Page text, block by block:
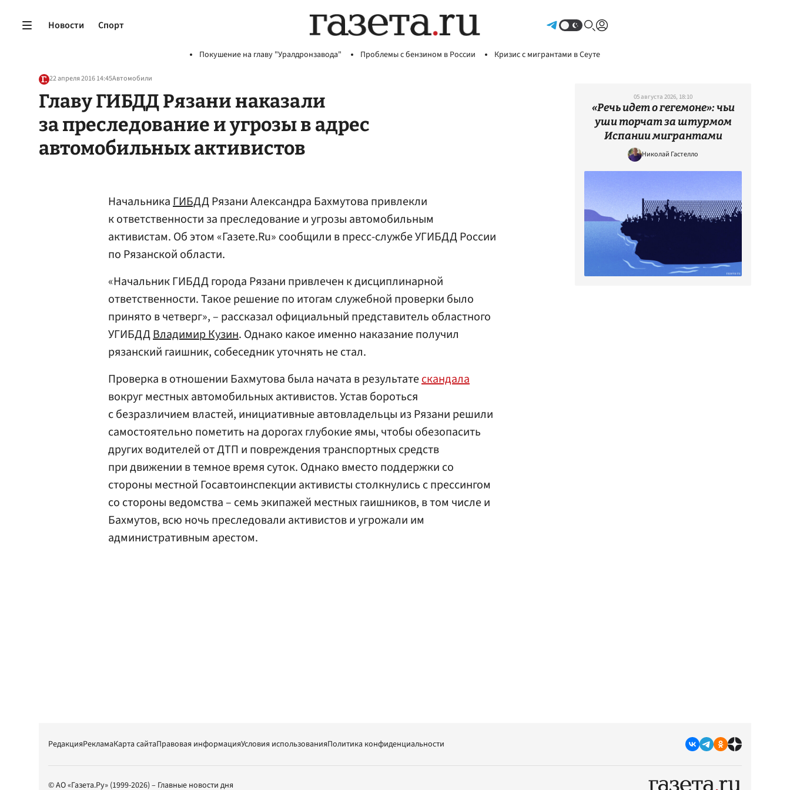
Новости Спорт
Покушение на главу "Уралдронзавода" Проблемы с бензином в России Кризис с мигрантами в Сеуте
22 апреля 2016 14:45Автомобили
Главу ГИБДД Рязани наказали
за преследование и угрозы в адрес
автомобильных активистов
НачальникаГИБДДРязани Александра Бахмутова привлекли
к ответственности за преследование и угрозы автомобильным
активистам. Об этом «Газете.Ru» сообщили в пресс-службе УГИБДД России
по Рязанской области.
«Начальник ГИБДД города Рязани привлечен к дисциплинарной
ответственности. Такое решение по итогам служебной проверки было
принято в четверг», – рассказал официальный представитель областного
УГИБДДВладимир Кузин. Однако какое именно наказание получил
рязанский гаишник, собеседник уточнять не стал.
Проверка в отношении Бахмутова была начата в результатескандала
вокруг местных автомобильных активистов. Устав бороться
с безразличием властей, инициативные автовладельцы из Рязани решили
самостоятельно пометить на дорогах глубокие ямы, чтобы обезопасить
других водителей от ДТП и повреждения транспортных средств
при движении в темное время суток. Однако вместо поддержки со
стороны местной Госавтоинспекции активисты столкнулись с прессингом
со стороны ведомства – семь экипажей местных гаишников, в том числе и
Бахмутов, всю ночь преследовали активистов и угрожали им
административным арестом.
05 августа 2026, 18:10
«Речь идет о гегемоне»: чьи
уши торчат за штурмом
Испании мигрантами
Николай Гастелло
РедакцияРекламаКарта сайтаПравовая информацияУсловия использованияПолитика конфиденциальности
© АО «Газета.Ру» (1999-2026) – Главные новости дня